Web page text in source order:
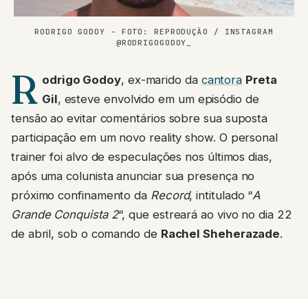
RODRIGO GODOY - FOTO: REPRODUÇÃO / INSTAGRAM
@RODRIGOGODOY_
R odrigo Godoy, ex-marido da cantora Preta
Gil, esteve envolvido em um episódio de
tensão ao evitar comentários sobre sua suposta
participação em um novo reality show. O personal
trainer foi alvo de especulações nos últimos dias,
após uma colunista anunciar sua presença no
próximo confinamento da Record, intitulado “A
Grande Conquista 2“, que estreará ao vivo no dia 22
de abril, sob o comando de Rachel Sheherazade.